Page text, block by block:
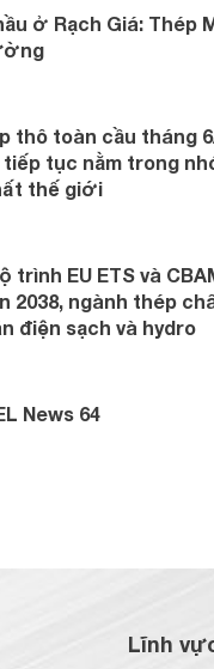
ở Rạch Giá: Thép
thô toàn cầu tháng
tiếp tục nằm trong
thế giới
trình EU ETS và
2038, ngành thép
điện sạch và hydro
News 64
Lĩnh